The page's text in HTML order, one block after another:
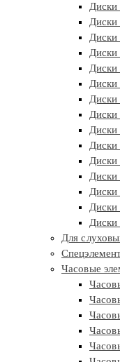
Диски
Диски
Диски
Диски
Диски
Диски
Диски
Диски
Диски
Диски
Диски
Диски
Диски
Диски
Диски
Для
Часовые